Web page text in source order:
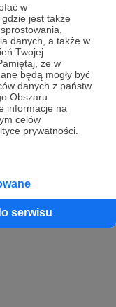
w
gdzie jest także
danych, a także w
Twojej
że w
będą mogły być
danych z państw
Obszaru
informacje na
celów
prywatności.
serwisu
Patronite.pl